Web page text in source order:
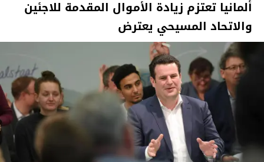
ألمانيا تعتزم زيادة الأموال المقدمة للاجئين
والاتحاد المسيحي يعترض